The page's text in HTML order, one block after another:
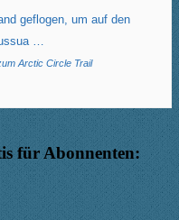
geflogen, um auf den
…
Arctic Circle Trail
für Abonnenten: